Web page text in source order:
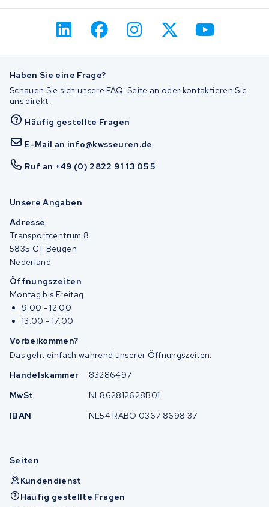
Haben Sie eine Frage?
Schauen Sie sich unsere FAQ-Seite an oder kontaktieren Sie
uns direkt.
Häufig gestellte Fragen
E-Mail an info@kwsseuren.de
Ruf an +49 (0) 2822 91 13 05 5
Unsere Angaben
Adresse
Transportcentrum 8
5835 CT Beugen
Nederland
Öffnungszeiten
Montag bis Freitag
9:00 - 12:00
13:00 - 17:00
Vorbeikommen?
Das geht einfach während unserer Öffnungszeiten.
Handelskammer
83286497
MwSt
NL862812628B01
IBAN
NL54 RABO 0367 8698 37
Seiten
Kundendienst
Häufig gestellte Fragen